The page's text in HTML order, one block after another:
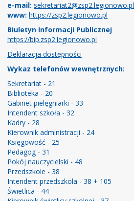
e-mail: sekretariat2@zsp2.legionowo.pl
www: https://zsp2.legionowo.pl
Biuletyn Informacji Publicznej
https://bip.zsp2.legionowo.pl
Deklaracja dostępności
Wykaz telefonów wewnętrznych:
Sekretariat - 21
Biblioteka - 20
Gabinet pielęgniarki - 33
Intendent szkoła - 32
Kadry - 28
Kierownik administracji - 24
Księgowość - 25
Pedagog - 31
Pokój nauczycielski - 48
Przedszkole - 38
Intendent przedszkola - 38 + 105
Świetlica - 44